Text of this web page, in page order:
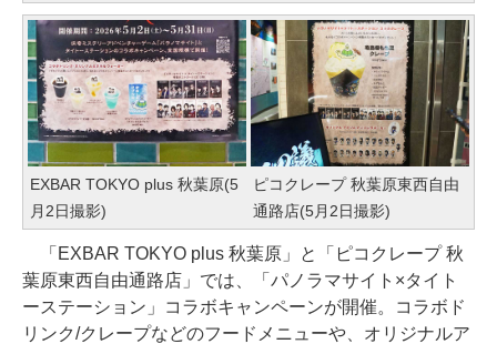
EXBAR TOKYO plus 秋葉原(5
月2日撮影)
ピコクレープ 秋葉原東西自由
通路店(5月2日撮影)
「EXBAR TOKYO plus 秋葉原」と「ピコクレープ 秋
葉原東西自由通路店」では、「パノラマサイト×タイト
ーステーション」コラボキャンペーンが開催。コラボド
リンク/クレープなどのフードメニューや、オリジナルア